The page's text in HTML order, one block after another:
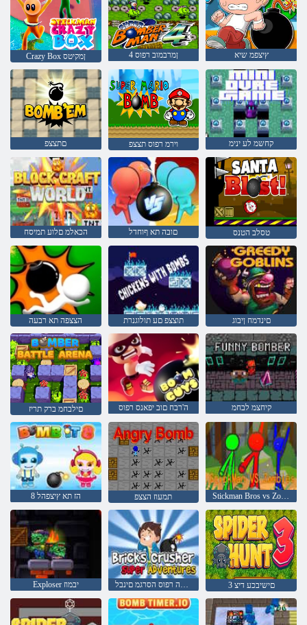
Crazy Box ןמקיטס 4 ןמרבמוב רפוס ץיצפמ שיא
םתצצפ וירמ רפוס תצצפ קחשמ לע ינימ
הכאלמ םלוע תמיסח םובה תא ףוחדל טסלב הטנס
הצצפה תא רבעה תוצצפ םע תולוגנרת םינדמח ןיבוג
םילבחמ ברק תריז ה'רבח םוב יפאנס רפוס קיחצמ לבחמ
8 הז תא ץיצפהל תמעוז הצצפ Stickman Bros vs Zombies
Exploser יבמוז 3 םישיבכע דיצ